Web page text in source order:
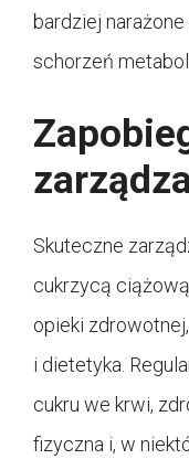
bardziej
schorzeń
Skuteczne
cukrzycą
opieki
i dietetyka.
cukru we krwi,
fizyczna i, w